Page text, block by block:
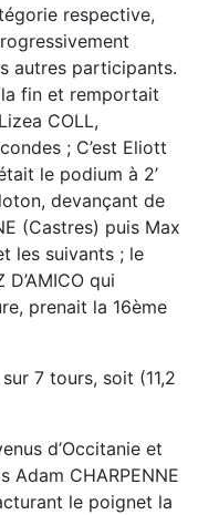
respective,
autres participants.
la fin et remportait
COLL,
; C’est Eliott
le podium à 2’
devançant de
(Castres) puis Max
les suivants ; le
qui
prenait la 16ème
7 tours, soit (11,2
d’Occitanie et
Adam CHARPENNE
le poignet la